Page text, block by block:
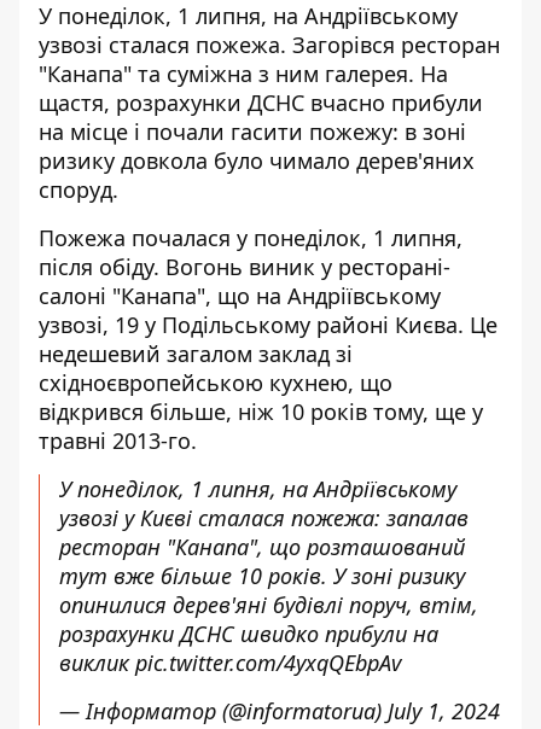
У понеділок, 1 липня, на Андріївському
узвозі сталася пожежа. Загорівся ресторан
"Канапа" та суміжна з ним галерея. На
щастя, розрахунки ДСНС вчасно прибули
на місце і почали гасити пожежу: в зоні
ризику довкола було чимало дерев'яних
споруд.
Пожежа почалася у понеділок, 1 липня,
після обіду. Вогонь виник у ресторані-
салоні "Канапа", що на Андріївському
узвозі, 19 у Подільському районі Києва. Це
недешевий загалом заклад зі
східноєвропейською кухнею, що
відкрився більше, ніж 10 років тому, ще у
травні 2013-го.
У понеділок, 1 липня, на Андріївському
узвозі у Києві сталася пожежа: запалав
ресторан "Канапа", що розташований
тут вже більше 10 років. У зоні ризику
опинилися дерев'яні будівлі поруч, втім,
розрахунки ДСНС швидко прибули на
викликpic.twitter.com/4yxqQEbpAv
— Інформатор (@informatorua) July 1, 2024